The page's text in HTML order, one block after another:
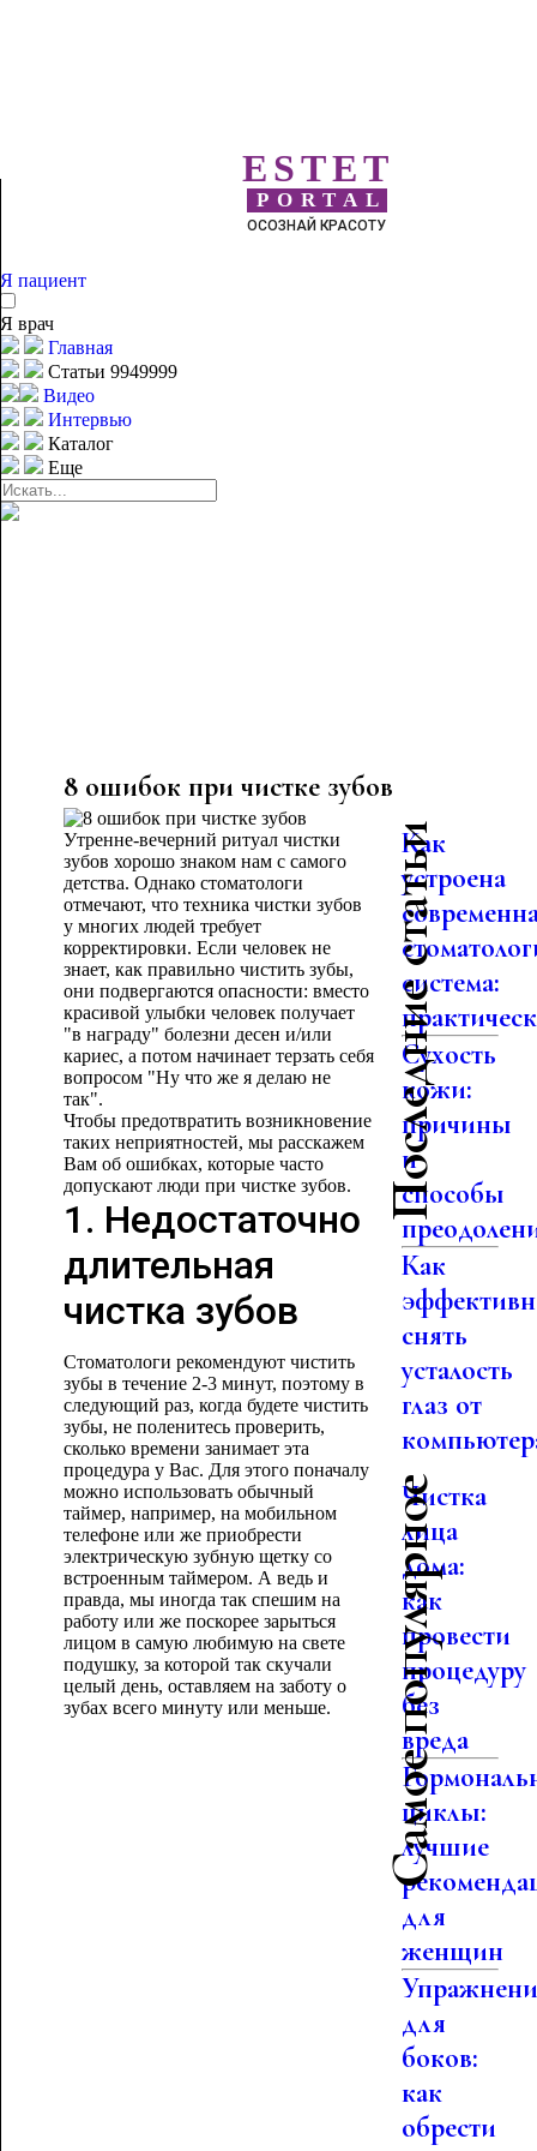
ESTET
PORTAL
ОСОЗНАЙ КРАСОТУ
Я пациент
Я врач
Главная
Статьи 9949999
Видео
Интервью
Каталог
Еще
8 ошибок при чистке зубов
Утренне-вечерний ритуал чистки
зубов хорошо знаком нам с самого
детства. Однако стоматологи
отмечают, что техника чистки зубов
у многих людей требует
корректировки. Если человек не
знает, как правильно чистить зубы,
они подвергаются опасности: вместо
красивой улыбки человек получает
"в награду" болезни десен и/или
кариес, а потом начинает терзать себя
вопросом "Ну что же я делаю не
так".
Чтобы предотвратить возникновение
таких неприятностей, мы расскажем
Вам об ошибках, которые часто
допускают люди при чистке зубов.
1. Недостаточно
длительная
чистка зубов
Стоматологи рекомендуют чистить
зубы в течение 2-3 минут, поэтому в
следующий раз, когда будете чистить
зубы, не поленитесь проверить,
сколько времени занимает эта
процедура у Вас. Для этого поначалу
можно использовать обычный
таймер, например, на мобильном
телефоне или же приобрести
электрическую зубную щетку со
встроенным таймером. А ведь и
правда, мы иногда так спешим на
работу или же поскорее зарыться
лицом в самую любимую на свете
подушку, за которой так скучали
целый день, оставляем на заботу о
зубах всего минуту или меньше.
Последние статьи
Как
устроена
система:
Сухость
кожи:
причины
и
способы
Как
снять
усталость
глаз от
Самое популярное
Чистка
лица
дома:
как
провести
процедуру
без
вреда
циклы:
лучшие
для
женщин
для
боков:
как
обрести